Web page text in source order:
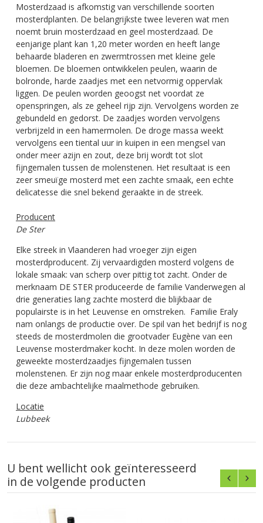
Mosterdzaad is afkomstig van verschillende soorten
mosterdplanten. De belangrijkste twee leveren wat men
noemt bruin mosterdzaad en geel mosterdzaad. De
eenjarige plant kan 1,20 meter worden en heeft lange
behaarde bladeren en zwermtrossen met kleine gele
bloemen. De bloemen ontwikkelen peulen, waarin de
bolronde, harde zaadjes met een netvormig oppervlak
liggen. De peulen worden geoogst net voordat ze
openspringen, als ze geheel rijp zijn. Vervolgens worden ze
gebundeld en gedorst. De zaadjes worden vervolgens
verbrijzeld in een hamermolen. De droge massa weekt
vervolgens een tiental uur in kuipen in een mengsel van
onder meer azijn en zout, deze brij wordt tot slot
fijngemalen tussen de molenstenen. Het resultaat is een
zeer smeuïge mosterd met een zachte smaak, een echte
delicatesse die snel bekend geraakte in de streek.
Producent
De Ster
Elke streek in Vlaanderen had vroeger zijn eigen
mosterdproducent. Zij vervaardigden mosterd volgens de
lokale smaak: van scherp over pittig tot zacht. Onder de
merknaam DE STER produceerde de familie Vanderwegen al
drie generaties lang zachte mosterd die blijkbaar de
populairste is in het Leuvense en omstreken. Familie Eraly
nam onlangs de productie over. De spil van het bedrijf is nog
steeds de mosterdmolen die grootvader Eugène van een
Leuvense mosterdmaker kocht. In deze molen worden de
geweekte mosterdzaadjes fijngemalen tussen
molenstenen. Er zijn nog maar enkele mosterdproducenten
die deze ambachtelijke maalmethode gebruiken.
Locatie
Lubbeek
U bent wellicht ook geïnteresseerd
in de volgende producten